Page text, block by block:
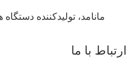
مانامد، تولیدکننده دستگاه
ارتباط با ما